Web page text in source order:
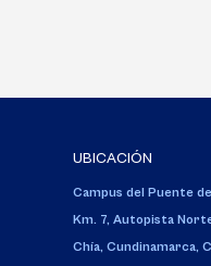
UBICACIÓN
Campus del Puente
Km. 7, Autopista
Chía, Cundinamarca,